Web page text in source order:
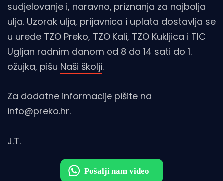
sudjelovanje i, naravno, priznanja za najbolja
ulja. Uzorak ulja, prijavnica i uplata dostavlja se
u urede TZO Preko, TZO Kali, TZO Kukljica i TIC
Ugljan radnim danom od 8 do 14 sati do 1.
ožujka, pišu Naši školji.
Za dodatne informacije pišite na
info@preko.hr.
J.T.